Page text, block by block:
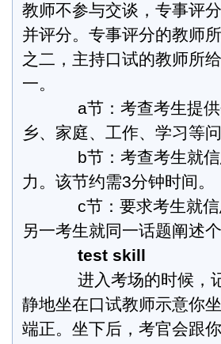
教师不参与交谈，专事评
并评分。专事评分的教师
之二，主持口试的教师所
一。
a节：考查考生提供
乡、家庭、工作、学习等
b节：考查考生就信
力。该节约需3分钟时间。
c节：要求考生就信
另一考生就同一话题阐述
test skill
进入考场的时候，记
静地坐在口试教师示意你
端正。坐下后，考官会跟